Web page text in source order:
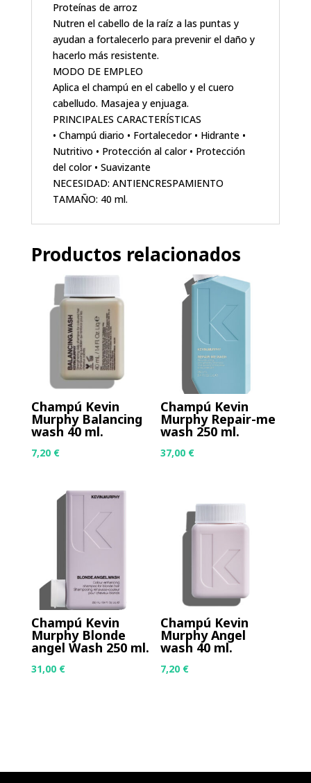
Proteínas de arroz
Nutren el cabello de la raíz a las puntas y
ayudan a fortalecerlo para prevenir el daño y
hacerlo más resistente.
MODO DE EMPLEO
Aplica el champú en el cabello y el cuero
cabelludo. Masajea y enjuaga.
PRINCIPALES CARACTERÍSTICAS
• Champú diario • Fortalecedor • Hidrante •
Nutritivo • Protección al calor • Protección
del color • Suavizante
NECESIDAD: ANTIENCRESPAMIENTO
TAMAÑO: 40 ml.
Productos relacionados
Champú Kevin
Murphy Balancing
wash 40 ml.
7,20 €
Champú Kevin
Murphy Repair-me
wash 250 ml.
37,00 €
Champú Kevin
Murphy Blonde
angel Wash 250 ml.
31,00 €
Champú Kevin
Murphy Angel
wash 40 ml.
7,20 €